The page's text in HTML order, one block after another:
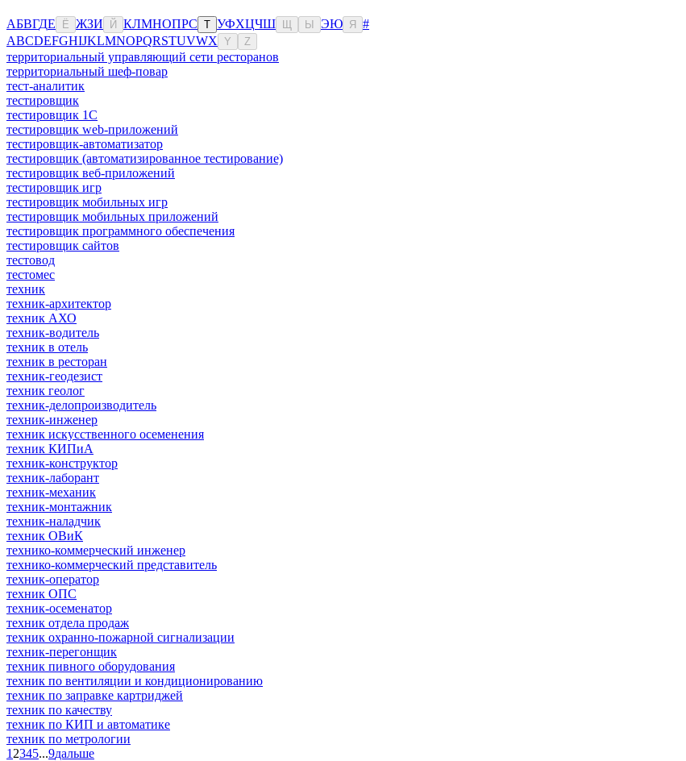
АБВГДЕ Ё ЖЗИ Й КЛМНОПРС Т УФХЦЧШ Ы ЭЮ Я
#
ABCDEFGHIJKLMNOPQRSTUVWX Y Z
территориальный управляющий сети ресторанов
территориальный шеф-повар
тест-аналитик
тестировщик
тестировщик 1С
тестировщик web-приложений
тестировщик-автоматизатор
тестировщик (автоматизированное тестирование)
тестировщик веб-приложений
тестировщик игр
тестировщик мобильных игр
тестировщик мобильных приложений
тестировщик программного обеспечения
тестировщик сайтов
тестовод
тестомес
техник
техник-архитектор
техник АХО
техник-водитель
техник в отель
техник в ресторан
техник-геодезист
техник геолог
техник-делопроизводитель
техник-инженер
техник искусственного осеменения
техник КИПиА
техник-конструктор
техник-лаборант
техник-механик
техник-монтажник
техник-наладчик
техник ОВиК
технико-коммерческий инженер
технико-коммерческий представитель
техник-оператор
техник ОПС
техник-осеменатор
техник отдела продаж
техник охранно-пожарной сигнализации
техник-перегонщик
техник пивного оборудования
техник по вентиляции и кондиционированию
техник по заправке картриджей
техник по качеству
техник по КИП и автоматике
техник по метрологии
1 2345...9дальше